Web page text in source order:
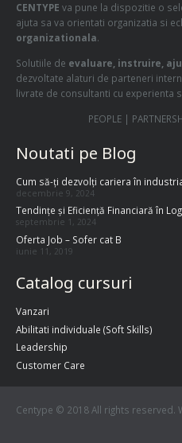
CENTYPE va pune la dispozitie o
ajuta sa va orientati organizatia si
organizationala.
Solutiile de evaluare, instruire,
dezvoltate alaturi de parteneri
livrate de consultanti cu experienta
PEOPLE |
Noutati pe Blog
Cum să-ți dezvolți cariera în
decembrie 9, 2024
Tendințe și Eficiență Financiară în
septembrie 1, 2024
Oferta Job – Sofer cat B
iunie 11, 2019
Catalog cursuri
Vanzari
Abilitati individuale (Soft Skills)
Leadership
Customer Care
Centype © 2018 All rights reserved.